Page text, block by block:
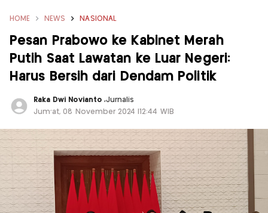
HOME NEWS NASIONAL
Pesan Prabowo ke Kabinet Merah
Putih Saat Lawatan ke Luar Negeri:
Harus Bersih dari Dendam Politik
Raka Dwi Novianto ,Jurnalis
Jum'at, 08 November 2024 |12:44 WIB